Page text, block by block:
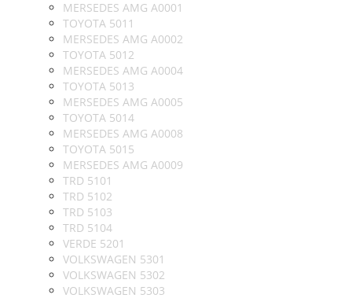
MERSEDES AMG A0001
TOYOTA 5011
MERSEDES AMG A0002
TOYOTA 5012
MERSEDES AMG A0004
TOYOTA 5013
MERSEDES AMG A0005
TOYOTA 5014
MERSEDES AMG A0008
TOYOTA 5015
MERSEDES AMG A0009
TRD 5101
TRD 5102
TRD 5103
TRD 5104
VERDE 5201
VOLKSWAGEN 5301
VOLKSWAGEN 5302
VOLKSWAGEN 5303